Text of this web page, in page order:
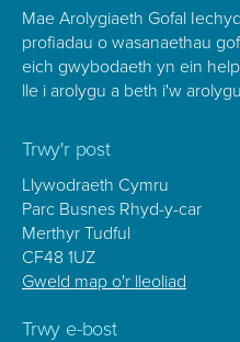
Mae Arolygiaeth Gofal
profiadau o wasanaethau
eich gwybodaeth yn ein
lle i arolygu a beth i'w
Trwy'r post
Llywodraeth Cymru
Parc Busnes Rhyd-y-car
Merthyr Tudful
CF48 1UZ
Gweld map o'r lleoliad
Trwy e-bost